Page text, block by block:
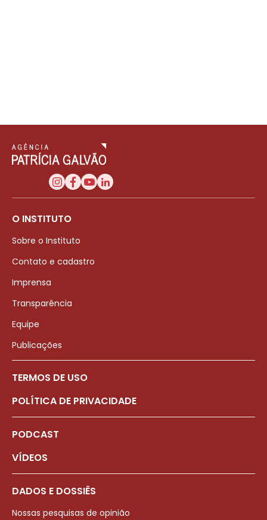
O INSTITUTO
Sobre o Instituto
Contato e cadastro
Imprensa
Transparência
Equipe
Publicações
TERMOS DE USO
POLÍTICA DE PRIVACIDADE
PODCAST
VÍDEOS
DADOS E DOSSIÊS
Nossas pesquisas de opinião